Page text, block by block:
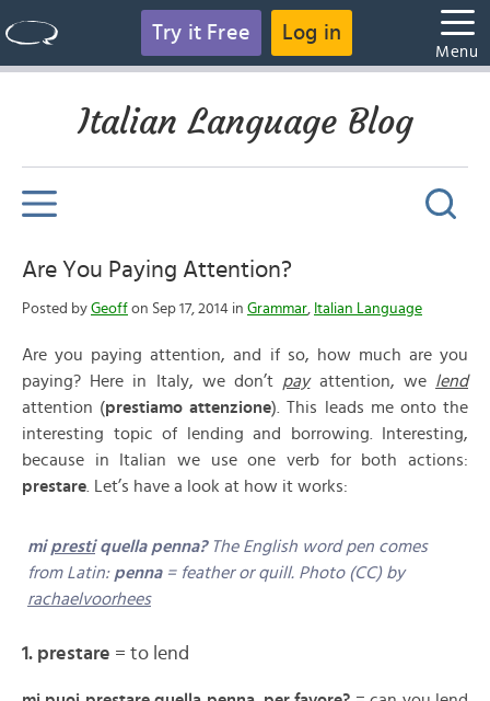
Try it Free Log in
Menu
Italian Language Blog
Are You Paying Attention?
Posted by Geoff on Sep 17, 2014 in Grammar, Italian Language
Are you paying attention, and if so, how much are you
paying? Here in Italy, we don’t payattention, we lend
attention (prestiamo attenzione). This leads me onto the
interesting topic of lending and borrowing. Interesting,
because in Italian we use one verb for both actions:
prestare . Let’s have a look at how it works:
miprestiquella penna? The English word pen comes
from Latin: penna= feather or quill. Photo (CC) by
rachaelvoorhees
1. prestare = to lend